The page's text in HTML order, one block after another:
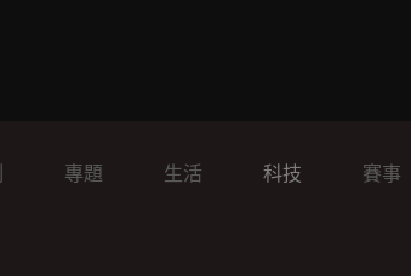
專題 生活 科技 賽事